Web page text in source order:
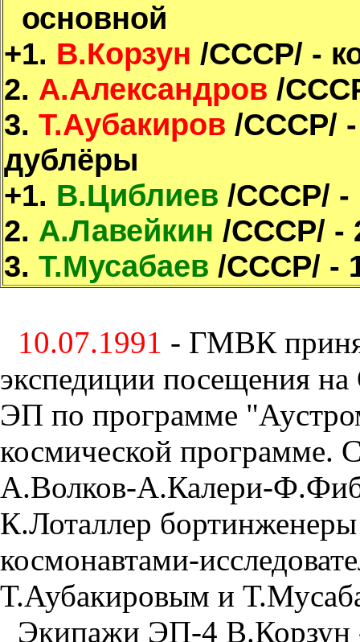
основной
+1. В.Корзун /СССР/ -
2. А.Александров /
3. Т.Аубакиров /СССР/ -
дублёры
+1. В.Циблиев /СССР/ -
2. А.Лавейкин /СССР/ -
3. Т.Мусабаев /СССР/ -
10.07.1991 - ГМВК
экспедиции посещения
ЭП по программе
космической программе.
А.Волков-А.Калери-
К.Лоталлер
космонавтами-
Т.Аубакировым и
Экипажи ЭП-4 В.Корзун